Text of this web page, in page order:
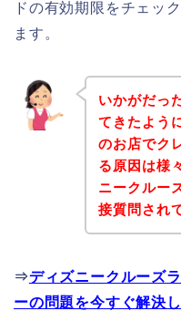
ドの有効期限をチェッ
ます。
いかがだっ
てきたよう
のお店でク
る原因は様
ニークルー
接質問され
⇒ディズニークルーズ
ーの問題を今すぐ解決